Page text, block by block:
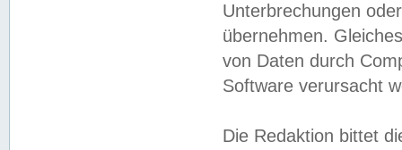
Unterbrechungen
übernehmen.
von Daten durch
Software verursacht
Die Redaktion bittet